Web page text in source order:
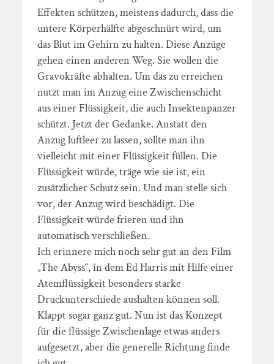
Effekten schützen, meistens dadurch, dass die
untere Körperhälfte abgeschnürt wird, um
das Blut im Gehirn zu halten. Diese Anzüge
gehen einen anderen Weg. Sie wollen die
Gravokräfte abhalten. Um das zu erreichen
nutzt man im Anzug eine Zwischenschicht
aus einer Flüssigkeit, die auch Insektenpanzer
schützt. Jetzt der Gedanke. Anstatt den
Anzug luftleer zu lassen, sollte man ihn
vielleicht mit einer Flüssigkeit füllen. Die
Flüssigkeit würde, träge wie sie ist, ein
zusätzlicher Schutz sein. Und man stelle sich
vor, der Anzug wird beschädigt. Die
Flüssigkeit würde frieren und ihn
automatisch verschließen.
Ich erinnere mich noch sehr gut an den Film
„The Abyss“, in dem Ed Harris mit Hilfe einer
Atemflüssigkeit besonders starke
Druckunterschiede aushalten können soll.
Klappt sogar ganz gut. Nun ist das Konzept
für die flüssige Zwischenlage etwas anders
aufgesetzt, aber die generelle Richtung finde